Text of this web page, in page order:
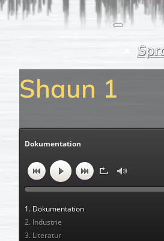
Shaun 1
Dokumentation
1. Dokumentation
2. Industrie
3. Literatur